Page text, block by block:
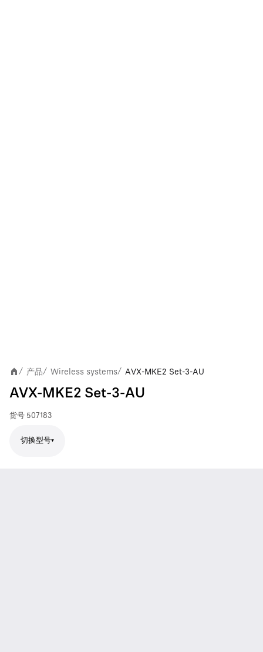
/ 产品/ Wireless systems/ AVX-MKE2 Set-3-AU
AVX-MKE2 Set-3-AU
货号 507183
切换型号